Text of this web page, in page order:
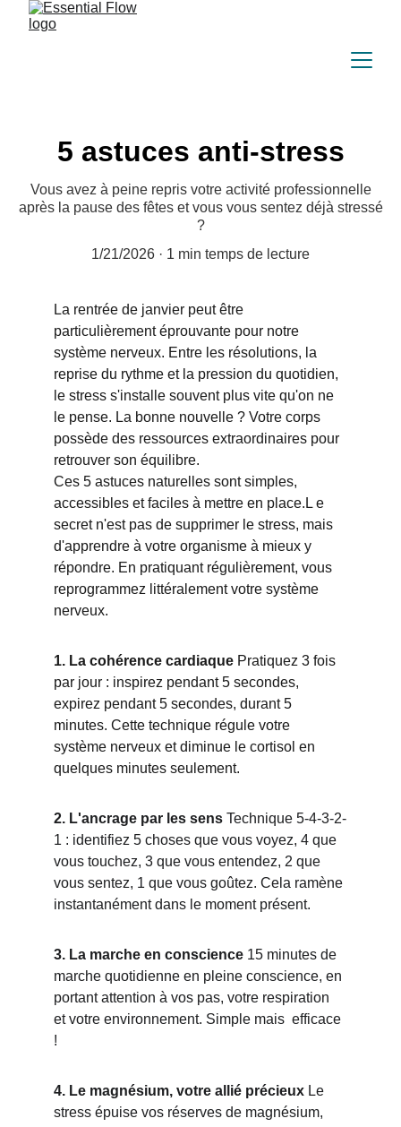
5 astuces anti-stress
Vous avez à peine repris votre activité professionnelle
après la pause des fêtes et vous vous sentez déjà stressé
?
1/21/2026
1 min temps de lecture
La rentrée de janvier peut être
particulièrement éprouvante pour notre
système nerveux. Entre les résolutions, la
reprise du rythme et la pression du quotidien,
le stress s'installe souvent plus vite qu'on ne
le pense. La bonne nouvelle ? Votre corps
possède des ressources extraordinaires pour
retrouver son équilibre.
Ces 5 astuces naturelles sont simples,
accessibles et faciles à mettre en place.L e
secret n'est pas de supprimer le stress, mais
d'apprendre à votre organisme à mieux y
répondre. En pratiquant régulièrement, vous
reprogrammez littéralement votre système
nerveux.
1. La cohérence cardiaque Pratiquez 3 fois
par jour : inspirez pendant 5 secondes,
expirez pendant 5 secondes, durant 5
minutes. Cette technique régule votre
système nerveux et diminue le cortisol en
quelques minutes seulement.
2. L'ancrage par les sens Technique 5-4-3-2-
1 : identifiez 5 choses que vous voyez, 4 que
vous touchez, 3 que vous entendez, 2 que
vous sentez, 1 que vous goûtez. Cela ramène
instantanément dans le moment présent.
3. La marche en conscience 15 minutes de
marche quotidienne en pleine conscience, en
portant attention à vos pas, votre respiration
et votre environnement. Simple mais  efficace
!
4. Le magnésium, votre allié précieux Le
stress épuise vos réserves de magnésium,